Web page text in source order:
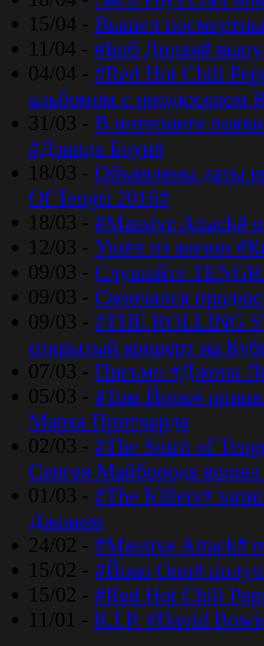
15/04 - Вышел
11/04 - #Боб Дилан#
04/04 - #Red Hot Chili
альбомом с продюсером
31/03 - В интернете
#Дэвида Боуи#
18/03 - Объявлены даты
Of Tengri 2016#
18/03 - #Massive Attack#
12/03 - Ушёл из жизни
09/03 - Слушайте
09/03 - Скончался
09/03 - #THE ROLLING
открытый концерт на
07/03 - Письмо #Джона
05/03 - #Том Йорк#
Марка Притчарда
02/03 - #The Spirit of
Сергея Майборода
01/03 - #The Killers#
Джоном
24/02 - #Massive Attack#
15/02 - #Йоко Оно#
15/02 - #Red Hot Chili
11/01 - R.I.P. #David